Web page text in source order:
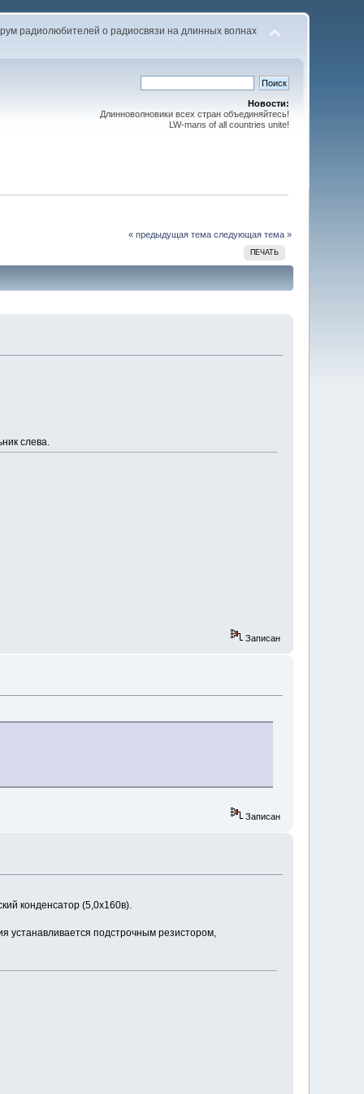
радиолюбителей о радиосвязи на длинных волнах
Новости:
Длинноволновики всех стран объединяйтесь!
LW-mans of all countries unite!
« предыдущая тема следующая тема »
ПЕЧАТЬ
слева.
Записан
Записан
конденсатор (5,0х160в).
устанавливается подстрочным резистором,